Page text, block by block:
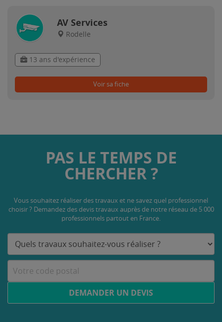
AV Services
Rodelle
13 ans d'expérience
Voir sa fiche
PAS LE TEMPS DE
CHERCHER ?
Vous souhaitez réaliser des travaux et ne savez quel professionnel
choisir ? Demandez des devis travaux auprès de notre réseau de 5 000
professionnels partout en France.
DEMANDER UN DEVIS